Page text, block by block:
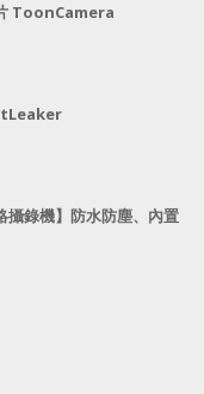
ToonCamera
攝錄機】防水防塵、內置